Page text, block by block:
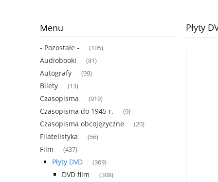
Menu
- Pozostałe - (105)
Audiobooki (81)
Autografy (99)
Bilety (13)
Czasopisma (919)
Czasopisma do 1945 r. (9)
Czasopisma obcojęzyczne (20)
Filatelistyka (56)
Film (437)
Płyty DVD (369)
DVD film (308)
Płyty